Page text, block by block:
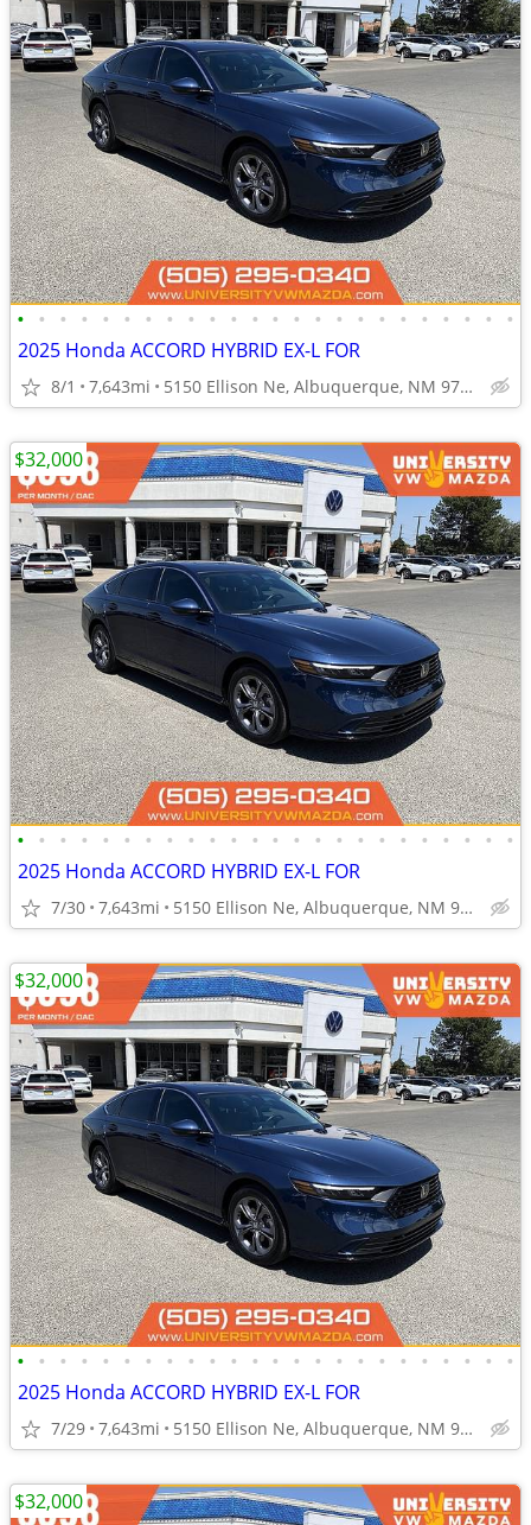
• • • • • • • • • • • • • • • • • • • • • • • •
2025 Honda ACCORD HYBRID EX-L FOR
8/1 7,643mi 5150 Ellison Ne, Albuquerque, NM 97109
• • • • • • • • • • • • • • • • • • • • • • • •
2025 Honda ACCORD HYBRID EX-L FOR
7/30 7,643mi 5150 Ellison Ne, Albuquerque, NM 97109
$32,000
• • • • • • • • • • • • • • • • • • • • • • • •
2025 Honda ACCORD HYBRID EX-L FOR
7/29 7,643mi 5150 Ellison Ne, Albuquerque, NM 97109
$32,000
$32,000